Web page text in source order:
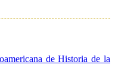
de Historia de la